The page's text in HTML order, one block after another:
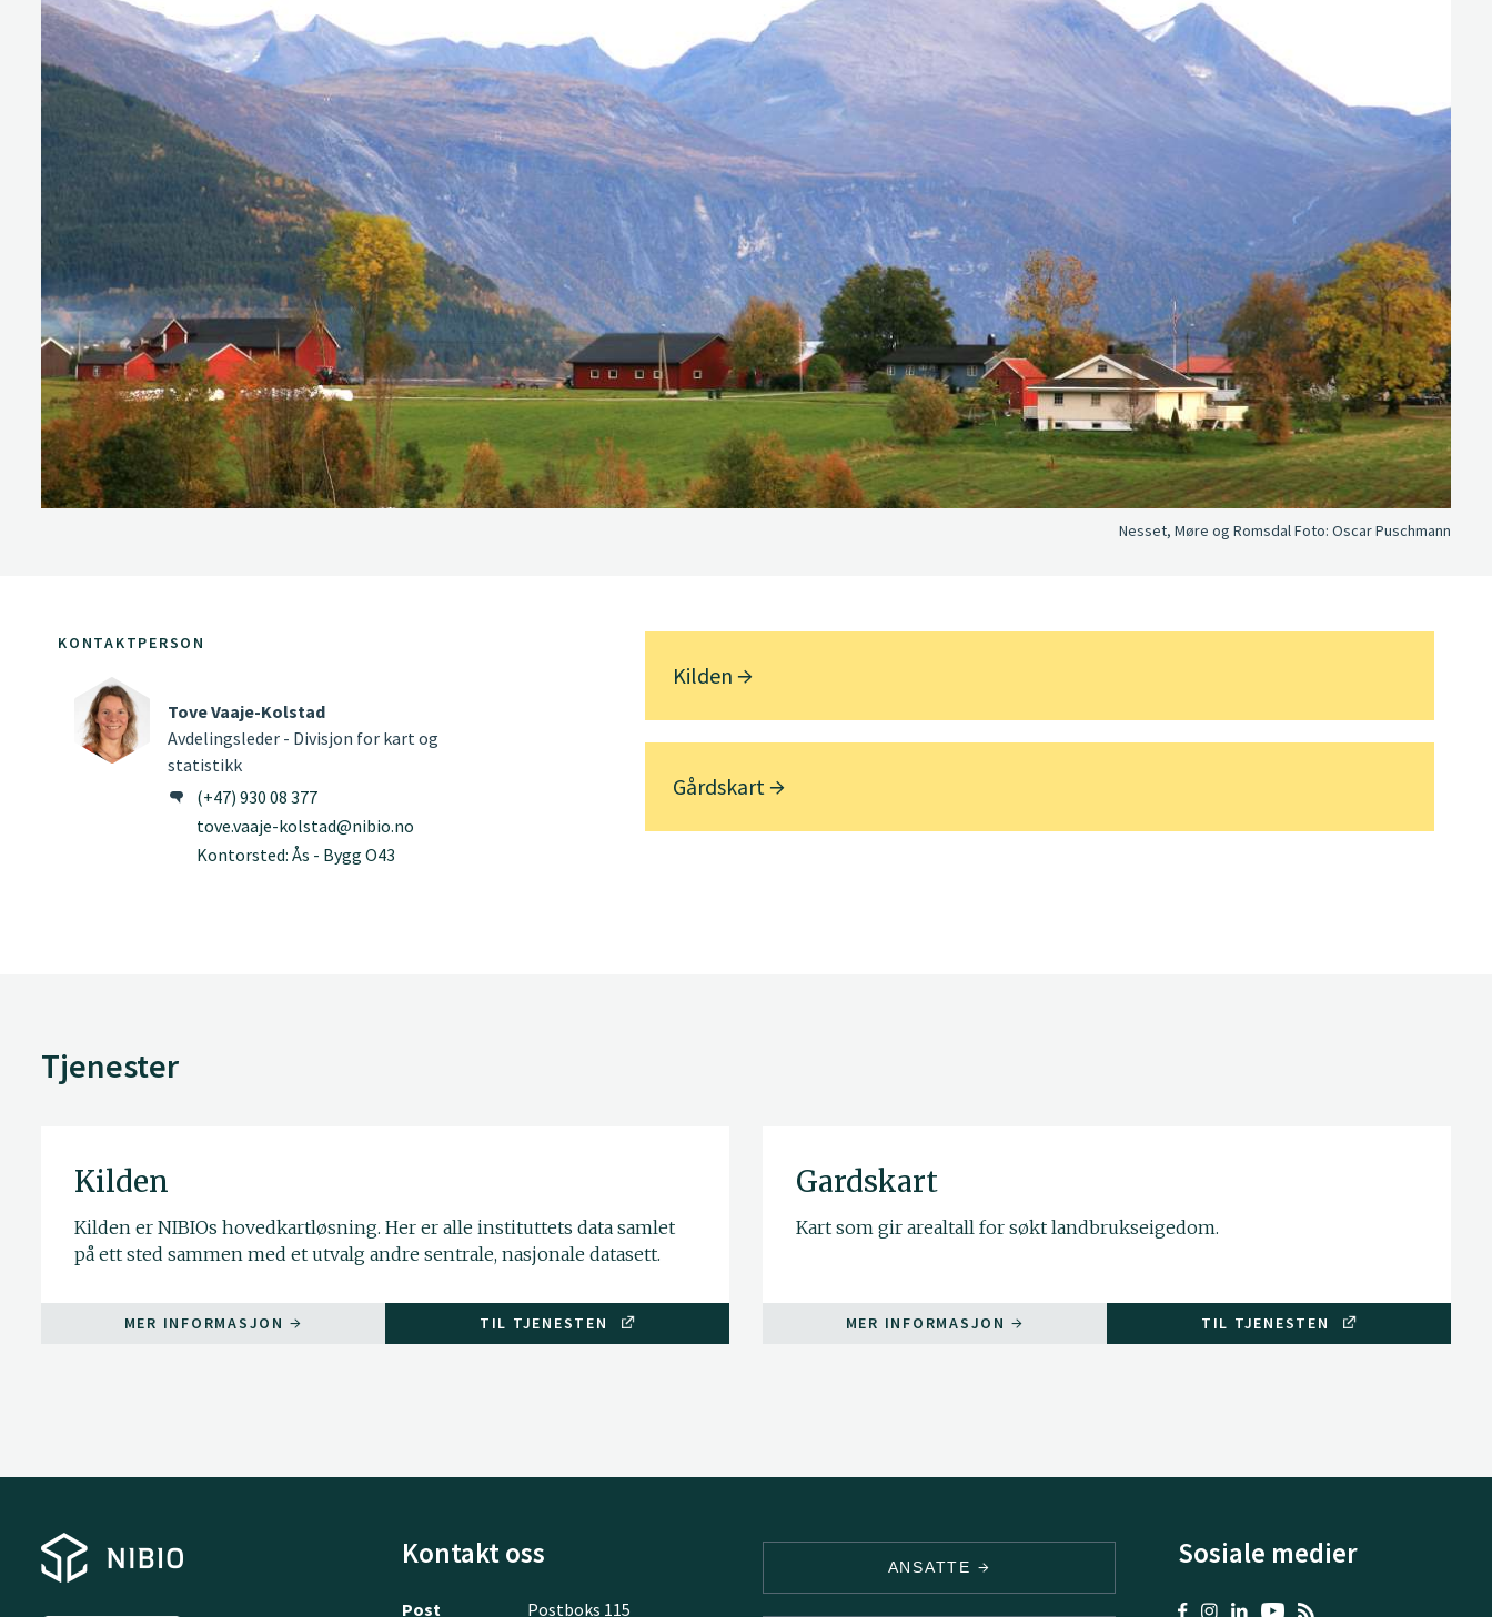
Nesset, Møre og RomsdalFoto: Oscar Puschmann
KONTAKTPERSON
Tove Vaaje-Kolstad
Avdelingsleder - Divisjon for kart og
statistikk
(+47) 930 08 377
tove.vaaje-kolstad@nibio.no
Kontorsted: Ås - Bygg O43
Kilden
Gårdskart
Tjenester
Kilden
Kilden er NIBIOs hovedkartløsning. Her er alle instituttets data samlet
på ett sted sammen med et utvalg andre sentrale, nasjonale datasett.
MER INFORMASJON TIL TJENESTEN
Gardskart
Kart som gir arealtall for søkt landbrukseigedom.
MER INFORMASJON TIL TJENESTEN
Kontakt oss
Post Postboks 115
ANSATTE Sosiale medier